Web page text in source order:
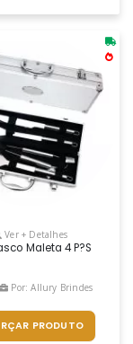
Faca E Garfo.
Ver + Detalhes
Maleta 4 P?s
Por: Allury Brindes
PRODUTO